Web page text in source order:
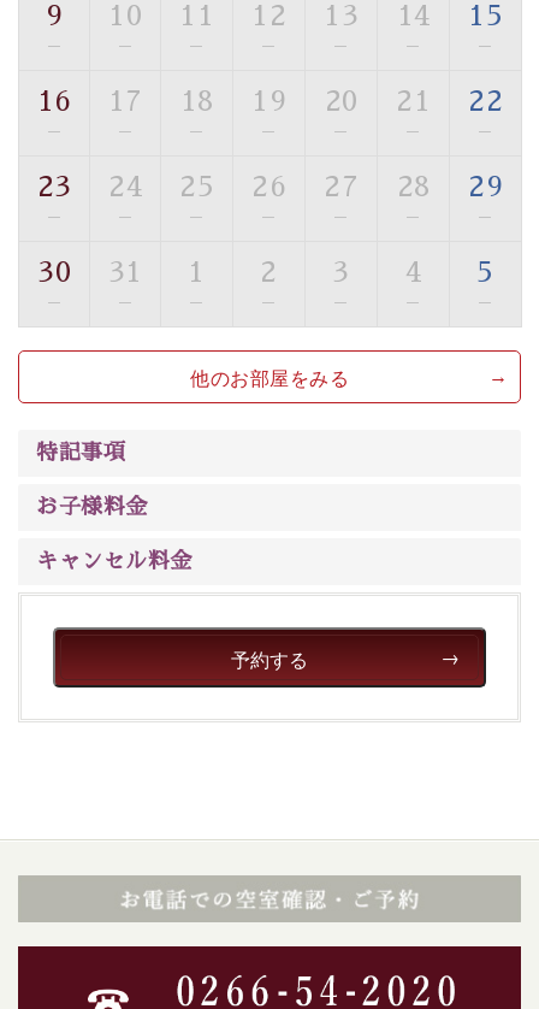
・チェックイン15時、チェックアウト10時
・個室料亭で個室食
・朝食はこだわりの味噌汁をはじめとした和定食
【温泉】
の効果が高い、極めて希有な源泉です。身も心も癒され
るご入浴をお愉しみください。
■お座敷風呂（大浴場）
温泉の成分に合わせ、防菌防カビの特殊素材の畳を使
用。 足元が柔らかく、そして滑りにくい畳のお風呂で
※男性大浴場までのご移動には階段がございます。 予め
眺望はございませんが、源泉掛け流しの温泉の質を楽し
む貸切温泉風呂です。ゆったりといやされるプライベー
トな空間をお愉しみください。
【旅】
■諏訪大社4社を巡る無料参拝バス
※交通規制などにより運行できない日がございます
※年末年始及び御柱祭前後は運行しておりません
で心癒されます。
9
—
10
—
11
—
12
—
13
—
14
—
15
—
16
—
17
—
18
—
19
—
20
—
21
—
22
—
23
—
24
—
25
—
26
—
27
—
28
—
29
—
30
—
31
—
1
—
2
—
3
—
4
—
5
—
他のお部屋をみる
特記事項
お子様料金
キャンセル料金
予約する